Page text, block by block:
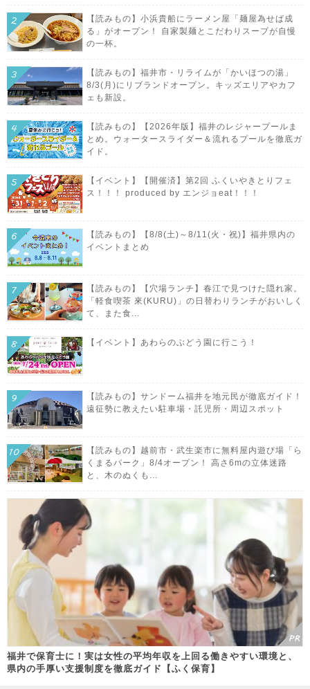
【読みもの】小浜貴船にラーメン屋「麺屋為せば成
る」がオープン！ 自家製麺とこだわりスープが自慢
の一杯。
【読みもの】福井市・リライムが「かいほつの湯」
8/3(月)にリブランドオープン。キッズエリアやカフ
ェも新設。
【読みもの】【2026年版】福井のレジャープールま
とめ。ウォータースライダー＆流れるプールを徹底ガ
イド。
【イベント】【開催済】第2回 ふくいやきとりフェ
ス！！！ produced by エンジョeat！！！
【読みもの】【8/8(土)～8/11(火・祝)】福井県内の
イベントまとめ
【読みもの】【穴場ランチ】春江で見つけた隠れ家。
「軽食喫茶 來(KURU)」の日替わりランチがおいしく
て、また食...
【イベント】あわらのぶどう園に行こう！
【読みもの】サンドーム福井を地元民が徹底ガイド！
遠征勢に教えたい駐車場・託児所・周辺スポット
【読みもの】越前市・武生楽市に無料屋内遊び場「ら
くまるパーク」8/4オープン！ 高さ6mの立体迷路
と、木のぬくも...
福井で保育士に！実は女性の平均年収を上回る働きやすい環境と、
県内の手厚い支援制度を徹底ガイド【ふく保育】